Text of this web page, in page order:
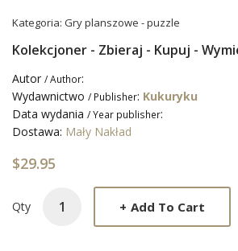
Kategoria: Gry planszowe - puzzle
Kolekcjoner - Zbieraj - Kupuj -
Autor / Author:
Wydawnictwo / Publisher: Kukuryku
Data wydania / Year publisher:
Dostawa: Mały Nakład
$29.95
Qty + Add To Cart